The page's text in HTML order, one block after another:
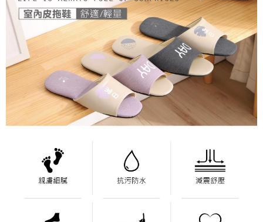
購買商品的店家。未經商家同意取消之訂單仍視為有效，需透過AFTEE先享
後付繳納相關費用。
※ 交易是否成功請以「AFTEE先享後付 」之結帳頁面顯示為準，若有關於
是否繳費成功／繳費後需取消欲退款等相關疑問，請聯繫「AFTEE先享後付
客戶支援中心」
https://netprotections.freshdesk.com/support/home
【注意事項】
１．透過由恩沛科技股份有限公司提供之「AFTEE先享後付」服務完成之交
易，需依本服務之必要範圍內提供個人資料，並將交易相關給付款項請求債
權轉讓予恩沛科技股份有限公司。
２．關於個人資料處理事宜，請瀏覽以下網址：
https://aftee.tw/terms/#terms3
「AFTEE先享後付」，若未經同意申辦者引起之損失，本公司不負相關責
４．使用「AFTEE先享後付」時，將依據個別帳號之用戶狀況，依本公司即
時審查核予不同之上限額度；若仍有額度不足之情形，本公司將視審查結果
請求用戶進行身份認證。
５．嚴禁一人註冊多個帳號或使用他人資訊註冊。若發現惡意使用之情形，
每筆NT$80，滿NT$490(含以上)免運費
付款後 7-11取貨
每筆NT$80，滿NT$490(含以上)免運費
宅配
每筆NT$80，滿NT$490(含以上)免運費
離島宅配
每筆NT$150，滿NT$800(含以上)免運費